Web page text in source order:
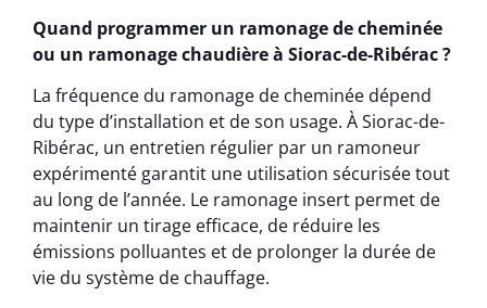
Quand programmer un ramonage de cheminée
ou un ramonage chaudière à Siorac-de-Ribérac ?
La fréquence du ramonage de cheminée dépend
du type d’installation et de son usage. À Siorac-de-
Ribérac, un entretien régulier par un ramoneur
expérimenté garantit une utilisation sécurisée tout
au long de l’année. Le ramonage insert permet de
maintenir un tirage efficace, de réduire les
émissions polluantes et de prolonger la durée de
vie du système de chauffage.